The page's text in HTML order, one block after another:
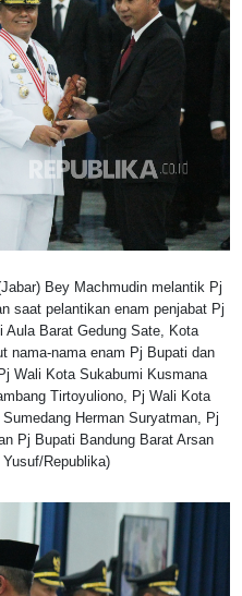
Bey Machmudin melantik Pj
saat pelantikan enam penjabat Pj
Aula Barat Gedung Sate, Kota
nama-nama enam Pj Bupati dan
Wali Kota Sukabumi Kusmana
Tirtoyuliono, Pj Wali Kota
Herman Suryatman, Pj
Pj Bupati Bandung Barat Arsan
Republika)